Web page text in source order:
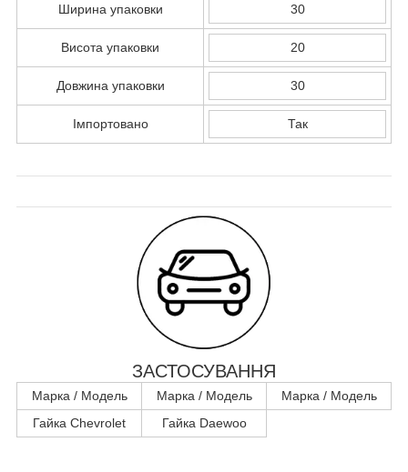
Ширина упаковки 30
Висота упаковки 20
Довжина упаковки 30
Імпортовано Так
ЗАСТОСУВАННЯ
Марка / Модель Марка / Модель
Марка / Модель
Гайка Chevrolet
Гайка Daewoo